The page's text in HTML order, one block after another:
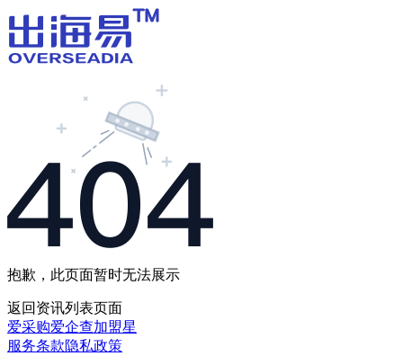
抱歉，此页面暂时无法展示
返回 资讯列表页面
爱采购爱企查加盟星
服务条款隐私政策